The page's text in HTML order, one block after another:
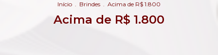
Início . Brindes . Acima de R$ 1.800
Acima de R$ 1.800